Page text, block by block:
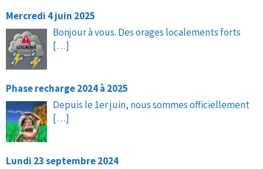
Mercredi 4 juin 2025
Bonjour à vous. Des orages localements forts
[…]
Phase recharge 2024 à 2025
Depuis le 1er juin, nous sommes officiellement
[…]
Lundi 23 septembre 2024